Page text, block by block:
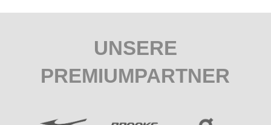
UNSERE
PREMIUMPARTNER